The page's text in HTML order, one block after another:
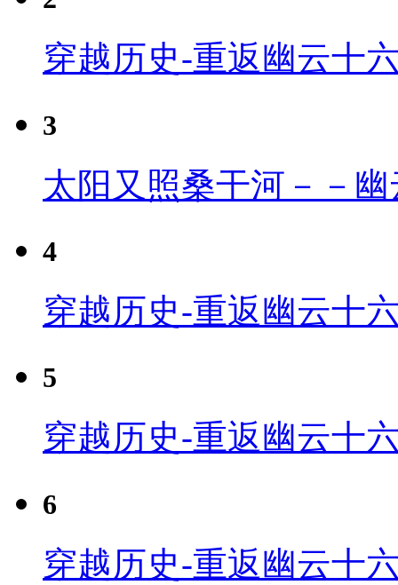
穿越历史-重返幽云十
3
太阳又照桑干河－－
4
穿越历史-重返幽云十
5
穿越历史-重返幽云十
6
穿越历史-重返幽云十